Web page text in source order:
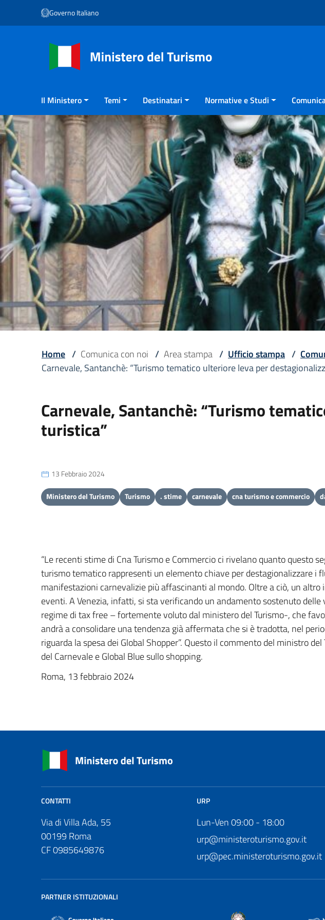
Vai ai contenuti
Vai al menu di navigazione
Governo Italiano
Il Ministero Temi Destinatari Normative e Studi
Home / Comunica con noi / Area stampa / Ufficio stampa /
Carnevale, Santanchè: “Turismo tematico ulteriore leva per
Carnevale, Santanchè: “Turismo
turistica”
13 Febbraio 2024
Ministero del Turismo Turismo . stime carnevale cna turismo e commercio
“Le recenti stime di Cna Turismo e Commercio ci rivelano quanto
turismo tematico rappresenti un elemento chiave per destagionalizzare i
manifestazioni carnevalizie più affascinanti al mondo. Oltre a ciò, un
eventi. A Venezia, infatti, si sta verificando un andamento sostenuto
regime di tax free – fortemente voluto dal ministero del Turismo-, che
andrà a consolidare una tendenza già affermata che si è tradotta, nel
riguarda la spesa dei Global Shopper”. Questo il commento del ministro
del Carnevale e Global Blue sullo shopping.
Roma, 13 febbraio 2024
CONTATTI
Via di Villa Ada, 55
00199 Roma
CF 0985649876
URP
Lun-Ven 09:00 - 18:00
urp@ministeroturismo.gov.it
urp@pec.ministeroturismo.gov.it
PARTNER ISTITUZIONALI